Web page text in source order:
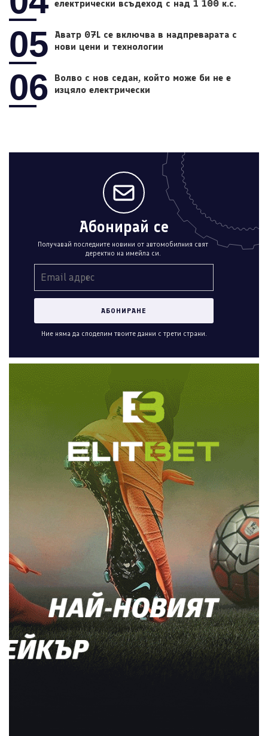
електрически всъдеход с над 1 100 к.с.
05
Аватр 07L се включва в надпреварата с
нови цени и технологии
06
Волво с нов седан, който може би не е
изцяло електрически
Абонирай се
Получавай последните новини от автомобилния свят
деректно на имейла си.
Ние няма да споделим твоите данни с трети страни.